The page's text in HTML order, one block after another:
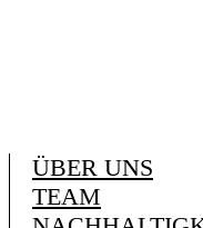
ÜBER UNS
TEAM